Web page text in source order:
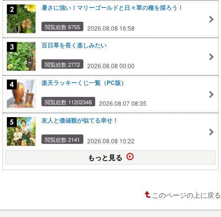
暑さに強い！マリーゴールドと日々草の種を採ろう！
閲覧総数 6755 2026.08.08 16:58
百日草を長く楽しみたい
閲覧総数 2772 2026.08.08 00:00
楽天ラッキーくじ一覧（PC版）
閲覧総数 11202348 2026.08.07 08:35
友人と価値観が似てる幸せ！
閲覧総数 2141 2026.08.08 10:22
もっと見る
このページの上に戻る